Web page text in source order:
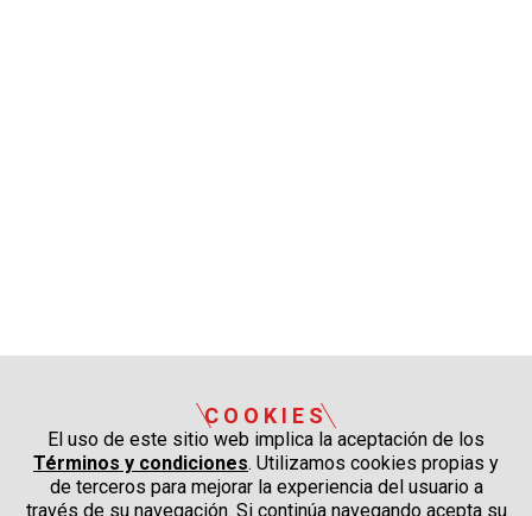
COOKIES
El uso de este sitio web implica la aceptación de los
Términos y condiciones. Utilizamos cookies propias y
de terceros para mejorar la experiencia del usuario a
través de su navegación. Si continúa navegando acepta su